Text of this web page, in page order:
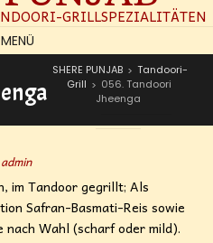
GRILLSPEZIALITÄTEN
MENÜ
SHERE PUNJAB > Tandoori-
Grill > 056. Tandoori
Jheenga
admin
im Tandoor gegrillt; Als
Safran-Basmati-Reis sowie
Wahl (scharf oder mild).